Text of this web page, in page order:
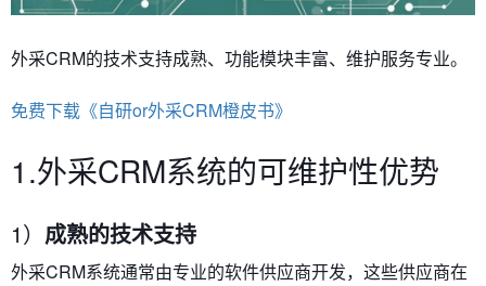
外采CRM的技术支持成熟、功能模块丰富、维护服务专业。
免费下载《自研or外采CRM橙皮书》
1.外采CRM系统的可维护性优势
1） 成熟的技术支持
外采CRM系统通常由专业的软件供应商开发，这些供应商在